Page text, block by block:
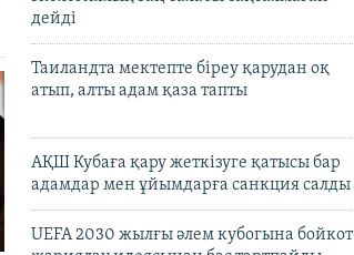
дейді
Таиландта мектепте біреу қарудан оқ
атып, алты адам қаза тапты
АҚШ Кубаға қару жеткізуге қатысы бар
адамдар мен ұйымдарға санкция салды
UEFA 2030 жылғы әлем кубогына бойкот